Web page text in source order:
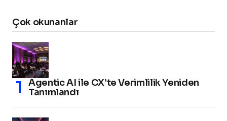
Çok okunanlar
Agentic AI ile CX’te Verimlilik Yeniden
Tanımlandı